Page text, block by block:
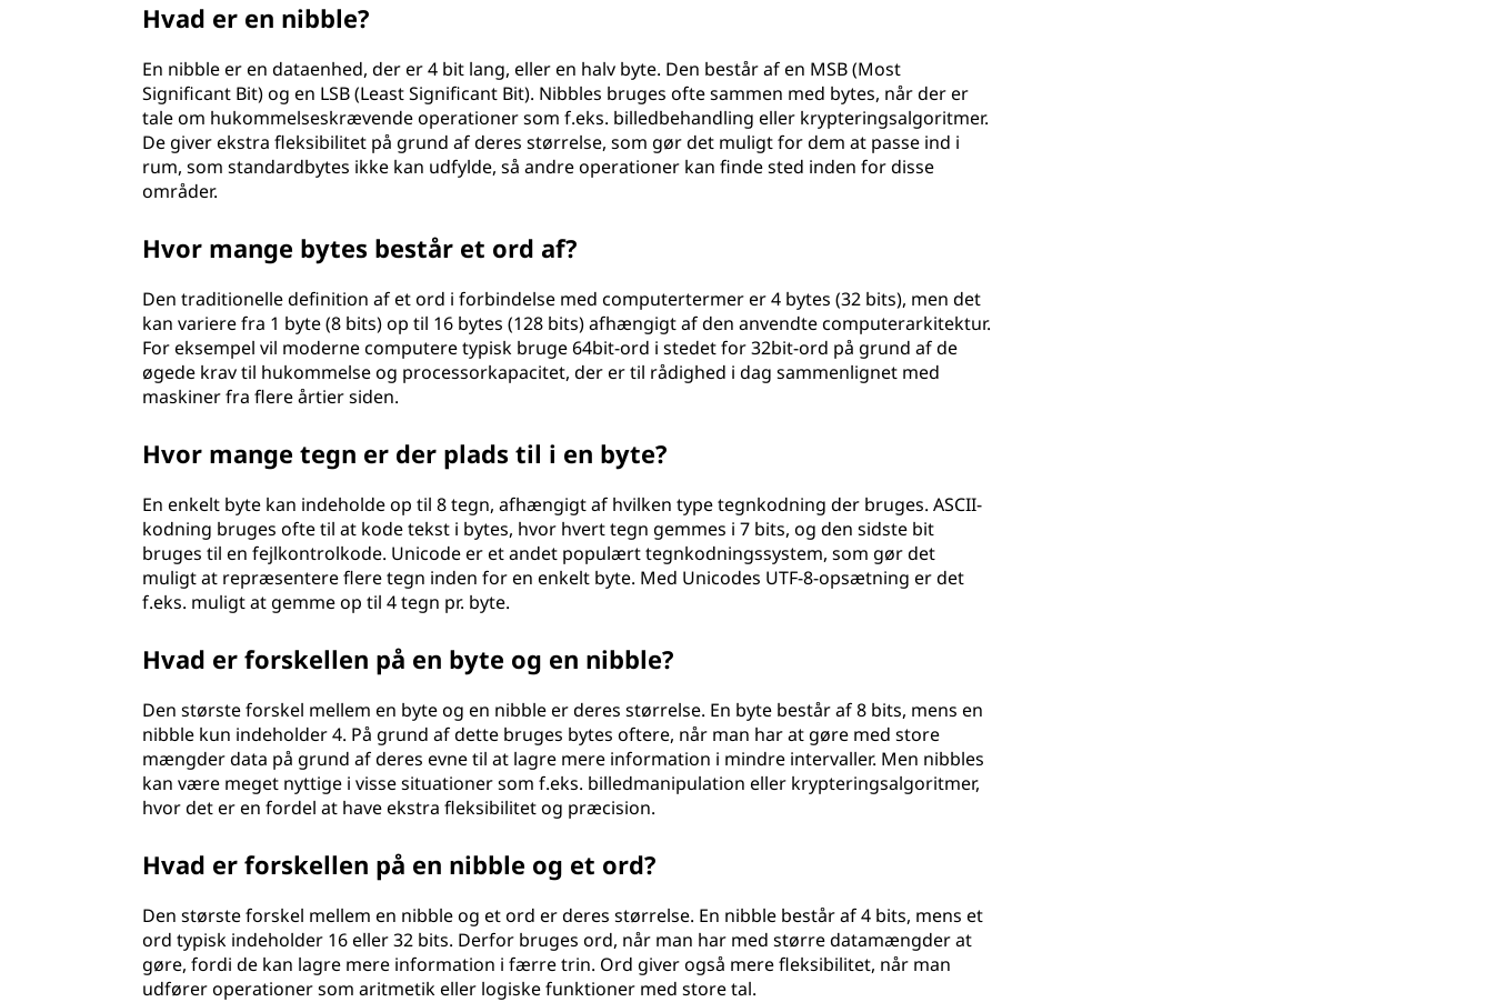
Hvad er en nibble?
En nibble er en dataenhed, der er 4 bit lang, eller en halv byte. Den består af en MSB (Most
Significant Bit) og en LSB (Least Significant Bit). Nibbles bruges ofte sammen med bytes, når der er
tale om hukommelseskrævende operationer som f.eks. billedbehandling eller krypteringsalgoritmer.
De giver ekstra fleksibilitet på grund af deres størrelse, som gør det muligt for dem at passe ind i
rum, som standardbytes ikke kan udfylde, så andre operationer kan finde sted inden for disse
områder.
Hvor mange bytes består et ord af?
Den traditionelle definition af et ord i forbindelse med computertermer er 4 bytes (32 bits), men det
kan variere fra 1 byte (8 bits) op til 16 bytes (128 bits) afhængigt af den anvendte computerarkitektur.
For eksempel vil moderne computere typisk bruge 64bit-ord i stedet for 32bit-ord på grund af de
øgede krav til hukommelse og processorkapacitet, der er til rådighed i dag sammenlignet med
maskiner fra flere årtier siden.
Hvor mange tegn er der plads til i en byte?
En enkelt byte kan indeholde op til 8 tegn, afhængigt af hvilken type tegnkodning der bruges. ASCII-
kodning bruges ofte til at kode tekst i bytes, hvor hvert tegn gemmes i 7 bits, og den sidste bit
bruges til en fejlkontrolkode. Unicode er et andet populært tegnkodningssystem, som gør det
muligt at repræsentere flere tegn inden for en enkelt byte. Med Unicodes UTF-8-opsætning er det
f.eks. muligt at gemme op til 4 tegn pr. byte.
Hvad er forskellen på en byte og en nibble?
Den største forskel mellem en byte og en nibble er deres størrelse. En byte består af 8 bits, mens en
nibble kun indeholder 4. På grund af dette bruges bytes oftere, når man har at gøre med store
mængder data på grund af deres evne til at lagre mere information i mindre intervaller. Men nibbles
kan være meget nyttige i visse situationer som f.eks. billedmanipulation eller krypteringsalgoritmer,
hvor det er en fordel at have ekstra fleksibilitet og præcision.
Hvad er forskellen på en nibble og et ord?
Den største forskel mellem en nibble og et ord er deres størrelse. En nibble består af 4 bits, mens et
ord typisk indeholder 16 eller 32 bits. Derfor bruges ord, når man har med større datamængder at
gøre, fordi de kan lagre mere information i færre trin. Ord giver også mere fleksibilitet, når man
udfører operationer som aritmetik eller logiske funktioner med store tal.